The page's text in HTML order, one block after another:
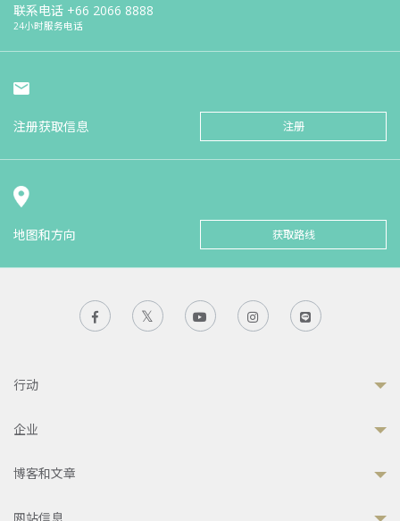
联系电话 +66 2066 8888
24小时服务电话
注册获取信息 注册
地图和方向 获取路线
行动
企业
博客和文章